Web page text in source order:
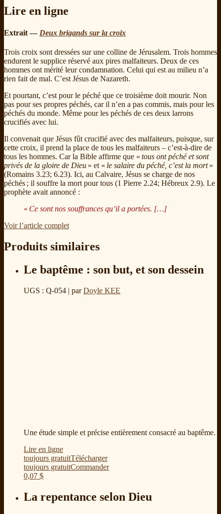
Lire en ligne
Extrait — Deux brigands sur la croix
Trois croix sont dressées sur une colline de Jérusalem. Trois hommes
endurent le supplice réservé aux pires malfaiteurs. Deux de ces
hommes ont mérité leur condamnation. Celui qui est au milieu n’a
rien fait de mal. C’est Jésus de Nazareth.
Et pourtant, c’est pour le péché que ce troisième doit mourir. Non
pas pour ses propres péchés, car il n’en a pas commis, mais pour les
péchés du monde. Même pour les péchés de ces deux larrons
crucifiés avec lui.
Il convenait que Jésus fût crucifié avec des malfaiteurs, puisque, sur
cette croix, il prend la place de tous les malfaiteurs – c’est-à-dire de
tous les hommes. Car la Bible affirme que « tous ont péché et sont
privés de la gloire de Dieu » et « le salaire du péché, c’est la mort»
(Romains 3.23; 6.23). Ici, au Calvaire, Jésus se charge de nos
péchés ; il souffre la mort pour tous (1 Pierre 2.24; Hébreux 2.9). Le
prophète avait annoncé :
« Ce sont nos souffrances qu’il a portées. […]
Voir l’article complet
Produits similaires
Le baptême : son but, et son dessein
UGS : Q-054 | parDoyle KEE
Une étude simple et précise entièrement consacré au baptême.
Lire en ligne
toujours gratuitTélécharger
toujours gratuitCommander
0,07 $
La repentance selon Dieu